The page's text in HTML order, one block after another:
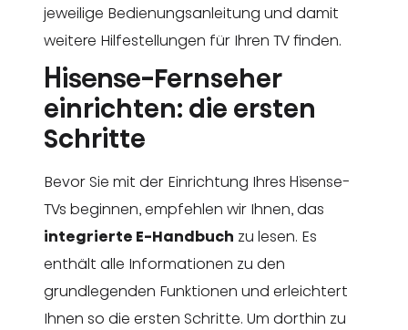
jeweilige Bedienungsanleitung und damit
weitere Hilfestellungen für Ihren TV finden.
Hisense-Fernseher
einrichten: die ersten
Schritte
Bevor Sie mit der Einrichtung Ihres Hisense-
TVs beginnen, empfehlen wir Ihnen, das
integrierte E-Handbuch zu lesen. Es
enthält alle Informationen zu den
grundlegenden Funktionen und erleichtert
Ihnen so die ersten Schritte. Um dorthin zu